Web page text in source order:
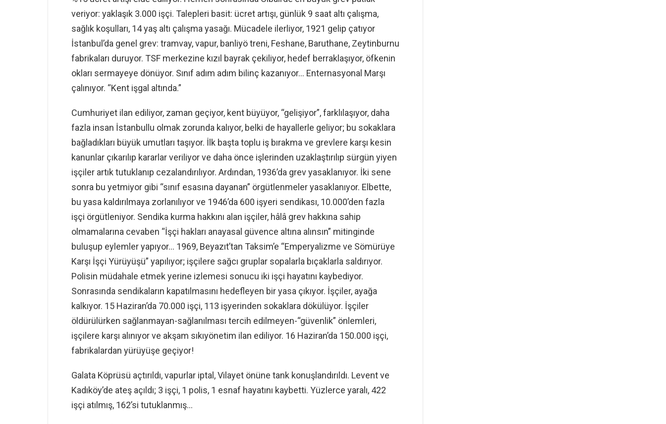
veriyor: yaklaşık 3.000 işçi. Talepleri basit: ücret artışı, günlük 9 saat altı çalışma,
sağlık koşulları, 14 yaş altı çalışma yasağı. Mücadele ilerliyor, 1921 gelip çatıyor
İstanbul’da genel grev: tramvay, vapur, banliyö treni, Feshane, Baruthane, Zeytinburnu
fabrikaları duruyor. TSF merkezine kızıl bayrak çekiliyor, hedef berraklaşıyor, öfkenin
okları sermayeye dönüyor. Sınıf adım adım bilinç kazanıyor… Enternasyonal Marşı
çalınıyor. “Kent işgal altında.”
Cumhuriyet ilan ediliyor, zaman geçiyor, kent büyüyor, “gelişiyor”, farklılaşıyor, daha
fazla insan İstanbullu olmak zorunda kalıyor, belki de hayallerle geliyor; bu sokaklara
bağladıkları büyük umutları taşıyor. İlk başta toplu iş bırakma ve grevlere karşı kesin
kanunlar çıkarılıp kararlar veriliyor ve daha önce işlerinden uzaklaştırılıp sürgün yiyen
işçiler artık tutuklanıp cezalandırılıyor. Ardından, 1936’da grev yasaklanıyor. İki sene
sonra bu yetmiyor gibi “sınıf esasına dayanan” örgütlenmeler yasaklanıyor. Elbette,
bu yasa kaldırılmaya zorlanılıyor ve 1946’da 600 işyeri sendikası, 10.000’den fazla
işçi örgütleniyor. Sendika kurma hakkını alan işçiler, hâlâ grev hakkına sahip
olmamalarına cevaben “İşçi hakları anayasal güvence altına alınsın” mitinginde
buluşup eylemler yapıyor… 1969, Beyazıt’tan Taksim’e “Emperyalizme ve Sömürüye
Karşı İşçi Yürüyüşü” yapılıyor; işçilere sağcı gruplar sopalarla bıçaklarla saldırıyor.
Polisin müdahale etmek yerine izlemesi sonucu iki işçi hayatını kaybediyor.
Sonrasında sendikaların kapatılmasını hedefleyen bir yasa çıkıyor. İşçiler, ayağa
kalkıyor. 15 Haziran’da 70.000 işçi, 113 işyerinden sokaklara dökülüyor. İşçiler
öldürülürken sağlanmayan-sağlanılması tercih edilmeyen-“güvenlik” önlemleri,
işçilere karşı alınıyor ve akşam sıkıyönetim ilan ediliyor. 16 Haziran’da 150.000 işçi,
fabrikalardan yürüyüşe geçiyor!
Galata Köprüsü açtırıldı, vapurlar iptal, Vilayet önüne tank konuşlandırıldı. Levent ve
Kadıköy’de ateş açıldı; 3 işçi, 1 polis, 1 esnaf hayatını kaybetti. Yüzlerce yaralı, 422
işçi atılmış, 162’si tutuklanmış…